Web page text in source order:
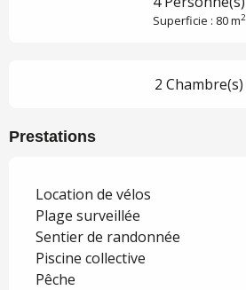
Superficie : 80 m2
2 Chambre(s)
Prestations
Location de vélos
Plage surveillée
Sentier de randonnée
Piscine collective
Pêche